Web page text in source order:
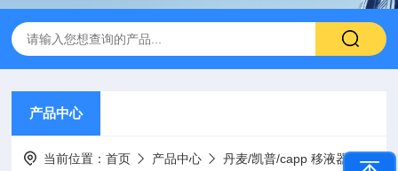
产品中心
当前位置：首页 产品中心 丹麦/凯普/capp 移液器 丹麦